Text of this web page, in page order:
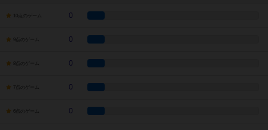
10点のゲーム 0
9点のゲーム 0
8点のゲーム 0
7点のゲーム 0
6点のゲーム 0